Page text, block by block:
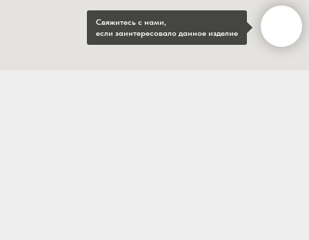
Свяжитесь с нами,
если заинтересовало данное изделие